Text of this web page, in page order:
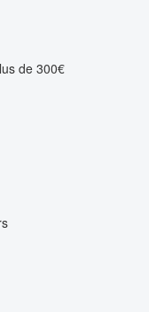
de 300€